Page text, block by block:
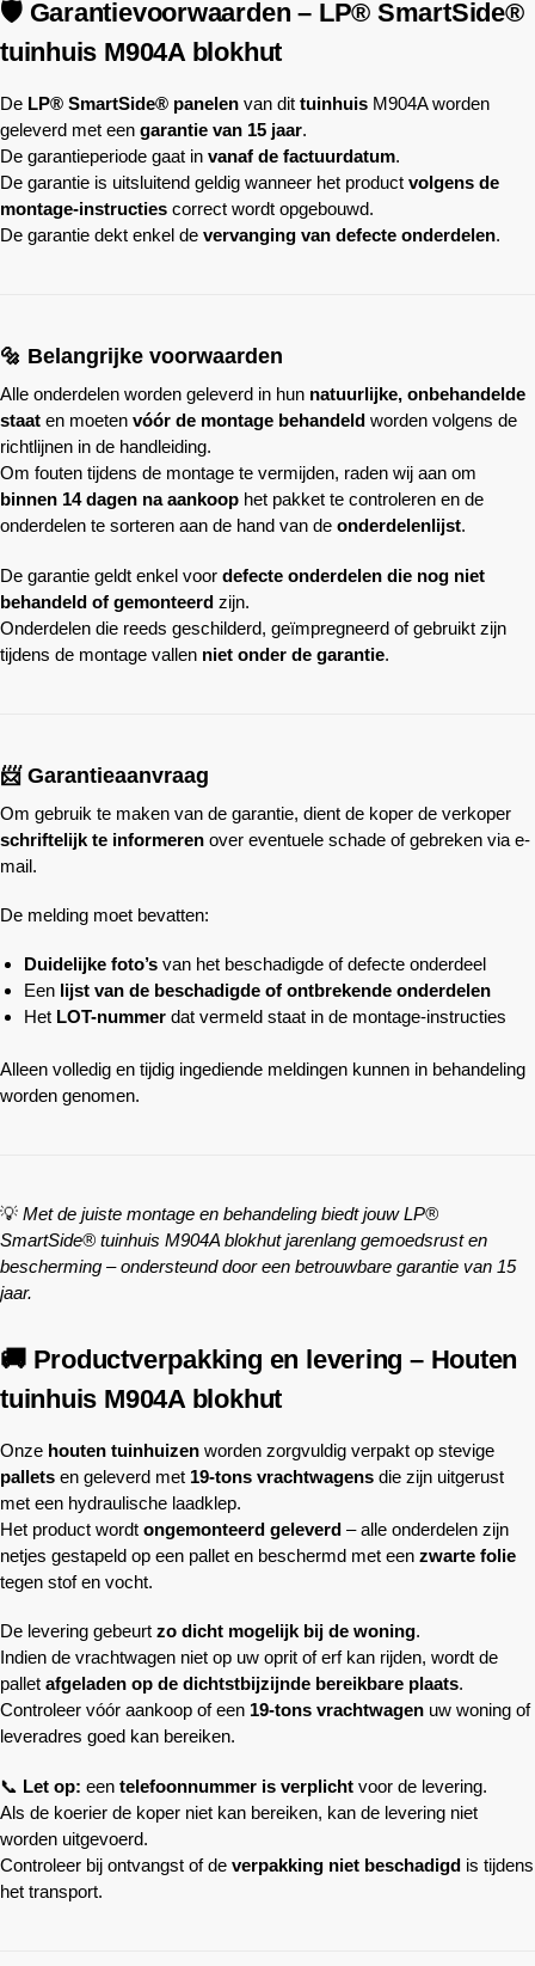
🛡️ Garantievoorwaarden – LP® SmartSide®
tuinhuis M904A blokhut
De LP® SmartSide® panelen van dit tuinhuis M904A worden
geleverd met een garantie van 15 jaar.
De garantieperiode gaat in vanaf de factuurdatum.
De garantie is uitsluitend geldig wanneer het product volgens de
montage-instructies correct wordt opgebouwd.
De garantie dekt enkel de vervanging van defecte onderdelen.
🔩 Belangrijke voorwaarden
Alle onderdelen worden geleverd in hun natuurlijke, onbehandelde
staat en moeten vóór de montage behandeld worden volgens de
richtlijnen in de handleiding.
Om fouten tijdens de montage te vermijden, raden wij aan om
binnen 14 dagen na aankoop het pakket te controleren en de
onderdelen te sorteren aan de hand van de onderdelenlijst.
De garantie geldt enkel voor defecte onderdelen die nog niet
behandeld of gemonteerd zijn.
Onderdelen die reeds geschilderd, geïmpregneerd of gebruikt zijn
tijdens de montage vallen niet onder de garantie.
📨 Garantieaanvraag
Om gebruik te maken van de garantie, dient de koper de verkoper
schriftelijk te informeren over eventuele schade of gebreken via e-
mail.
De melding moet bevatten:
Duidelijke foto’s van het beschadigde of defecte onderdeel
Een lijst van de beschadigde of ontbrekende onderdelen
Het LOT-nummer dat vermeld staat in de montage-instructies
Alleen volledig en tijdig ingediende meldingen kunnen in behandeling
worden genomen.
💡 Met de juiste montage en behandeling biedt jouw LP®
SmartSide® tuinhuis M904A blokhut jarenlang gemoedsrust en
bescherming – ondersteund door een betrouwbare garantie van 15
jaar.
🚚 Productverpakking en levering – Houten
tuinhuis M904A blokhut
Onze houten tuinhuizen worden zorgvuldig verpakt op stevige
pallets en geleverd met 19-tons vrachtwagens die zijn uitgerust
met een hydraulische laadklep.
Het product wordt ongemonteerd geleverd – alle onderdelen zijn
netjes gestapeld op een pallet en beschermd met een zwarte folie
tegen stof en vocht.
De levering gebeurt zo dicht mogelijk bij de woning.
Indien de vrachtwagen niet op uw oprit of erf kan rijden, wordt de
pallet afgeladen op de dichtstbijzijnde bereikbare plaats.
Controleer vóór aankoop of een 19-tons vrachtwagen uw woning of
leveradres goed kan bereiken.
📞 Let op: een telefoonnummer is verplicht voor de levering.
Als de koerier de koper niet kan bereiken, kan de levering niet
worden uitgevoerd.
Controleer bij ontvangst of de verpakking niet beschadigd is tijdens
het transport.